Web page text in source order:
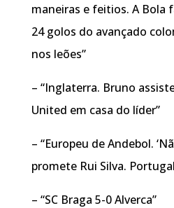
maneiras e feitios. A Bola
24 golos do avançado
nos leões”
– “Inglaterra. Bruno
United em casa do líder”
– “Europeu de Andebol.
promete Rui Silva.
– “SC Braga 5-0 Alverca”